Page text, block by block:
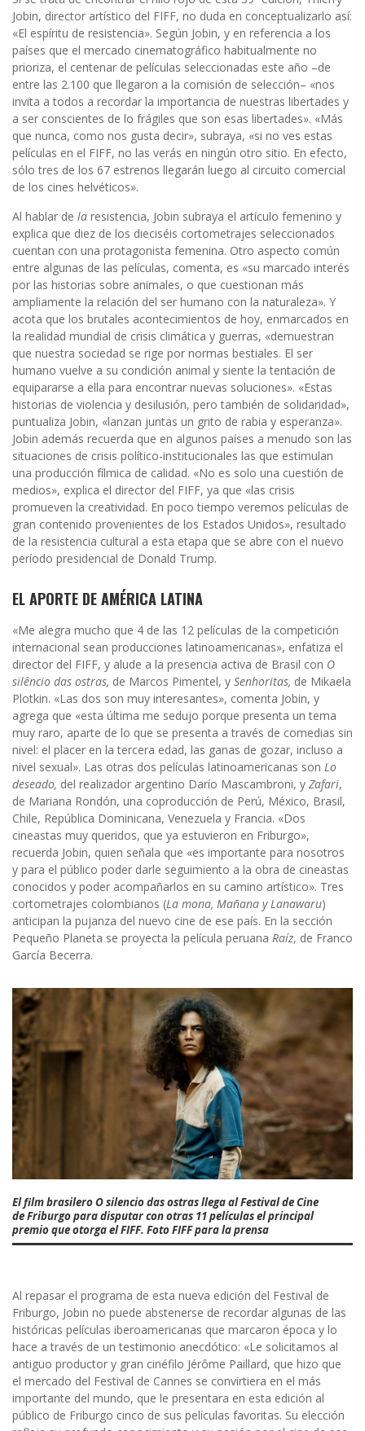
Jobin, director artístico del FIFF, no duda en conceptualizarlo así:
«El espíritu de resistencia». Según Jobin, y en referencia a los
países que el mercado cinematográfico habitualmente no
prioriza, el centenar de películas seleccionadas este año –de
entre las 2.100 que llegaron a la comisión de selección– «nos
invita a todos a recordar la importancia de nuestras libertades y
a ser conscientes de lo frágiles que son esas libertades». «Más
que nunca, como nos gusta decir», subraya, «si no ves estas
películas en el FIFF, no las verás en ningún otro sitio. En efecto,
sólo tres de los 67 estrenos llegarán luego al circuito comercial
de los cines helvéticos».
Al hablar de la resistencia, Jobin subraya el artículo femenino y
explica que diez de los dieciséis cortometrajes seleccionados
cuentan con una protagonista femenina. Otro aspecto común
entre algunas de las películas, comenta, es «su marcado interés
por las historias sobre animales, o que cuestionan más
ampliamente la relación del ser humano con la naturaleza». Y
acota que los brutales acontecimientos de hoy, enmarcados en
la realidad mundial de crisis climática y guerras, «demuestran
que nuestra sociedad se rige por normas bestiales. El ser
humano vuelve a su condición animal y siente la tentación de
equipararse a ella para encontrar nuevas soluciones». «Estas
historias de violencia y desilusión, pero también de solidaridad»,
puntualiza Jobin, «lanzan juntas un grito de rabia y esperanza».
Jobin además recuerda que en algunos países a menudo son las
situaciones de crisis político-institucionales las que estimulan
una producción fílmica de calidad. «No es solo una cuestión de
medios», explica el director del FIFF, ya que «las crisis
promueven la creatividad. En poco tiempo veremos películas de
gran contenido provenientes de los Estados Unidos», resultado
de la resistencia cultural a esta etapa que se abre con el nuevo
período presidencial de Donald Trump.
EL APORTE DE AMÉRICA LATINA
«Me alegra mucho que 4 de las 12 películas de la competición
internacional sean producciones latinoamericanas», enfatiza el
director del FIFF, y alude a la presencia activa de Brasil con O
silêncio das ostras, de Marcos Pimentel, y Senhoritas, de Mikaela
Plotkin. «Las dos son muy interesantes», comenta Jobin, y
agrega que «esta última me sedujo porque presenta un tema
muy raro, aparte de lo que se presenta a través de comedias sin
nivel: el placer en la tercera edad, las ganas de gozar, incluso a
nivel sexual». Las otras dos películas latinoamericanas son Lo
deseado, del realizador argentino Darío Mascambroni, y Zafari,
de Mariana Rondón, una coproducción de Perú, México, Brasil,
Chile, República Dominicana, Venezuela y Francia. «Dos
cineastas muy queridos, que ya estuvieron en Friburgo»,
recuerda Jobin, quien señala que «es importante para nosotros
y para el público poder darle seguimiento a la obra de cineastas
conocidos y poder acompañarlos en su camino artístico». Tres
cortometrajes colombianos (La mona, Mañana y Lanawaru)
anticipan la pujanza del nuevo cine de ese país. En la sección
Pequeño Planeta se proyecta la película peruana Raíz, de Franco
García Becerra.
El film brasilero O silencio das ostras llega al Festival de Cine
de Friburgo para disputar con otras 11 películas el principal
premio que otorga el FIFF. Foto FIFF para la prensa
Al repasar el programa de esta nueva edición del Festival de
Friburgo, Jobin no puede abstenerse de recordar algunas de las
históricas películas iberoamericanas que marcaron época y lo
hace a través de un testimonio anecdótico: «Le solicitamos al
antiguo productor y gran cinéfilo Jérôme Paillard, que hizo que
el mercado del Festival de Cannes se convirtiera en el más
importante del mundo, que le presentara en esta edición al
público de Friburgo cinco de sus películas favoritas. Su elección